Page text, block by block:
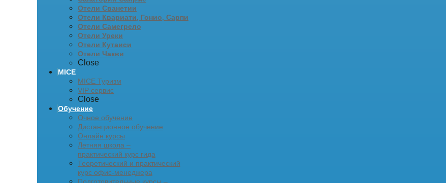
Отели Сванетии
Отели Квариати, Гонио, Сарпи
Отели Самегрело
Отели Уреки
Отели Кутаиси
Отели Чакви
Close
MICE
MICE Туризм
VIP сервис
Close
Обучение
Очное обучение
Дистанционное обучение
Онлайн курсы
Летняя школа –
практический курс гида
Теоретический и практический
курс офис-менеджера